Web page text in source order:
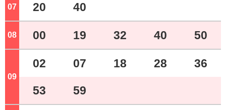
07 20 40
08 00 19 32 40 50
09
02 07 18 28 36
53 59